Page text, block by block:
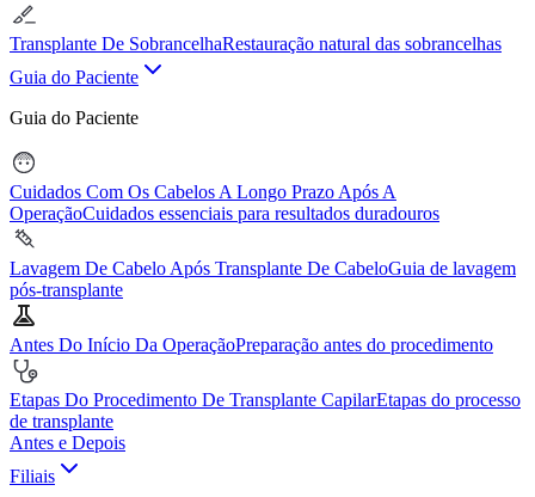
Transplante De SobrancelhaRestauração natural das sobrancelhas
Guia do Paciente
Guia do Paciente
Cuidados Com Os Cabelos A Longo Prazo Após A
OperaçãoCuidados essenciais para resultados duradouros
Lavagem De Cabelo Após Transplante De CabeloGuia de lavagem
pós-transplante
Antes Do Início Da OperaçãoPreparação antes do procedimento
Etapas Do Procedimento De Transplante CapilarEtapas do processo
de transplante
Antes e Depois
Filiais